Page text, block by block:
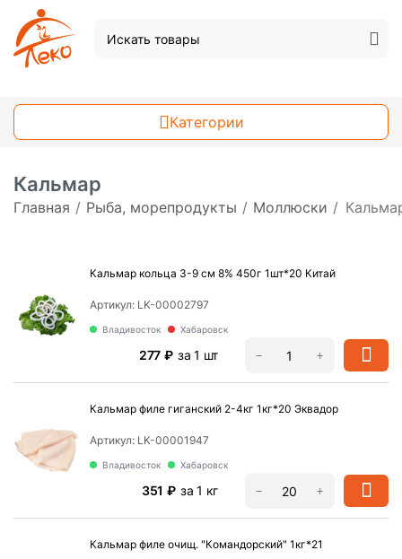
Категории
Кальмар
Главная / Рыба, морепродукты / Моллюски /
Кальмар кольца 3-9 см 8% 450г 1шт*20 Китай
Владивосток Хабаровск
Артикул: LK-00002797
‍277‍ ₽ за 1 шт +
−
Кальмар филе гиганский 2-4кг 1кг*20 Эквадор
Владивосток Хабаровск
Артикул: LK-00001947
‍351‍ ₽ за 1 кг +
−
Кальмар филе очищ. "Командорский" 1кг*21